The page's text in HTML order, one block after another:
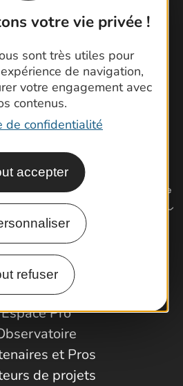
votre vie privée !
sont très utiles pour
de navigation,
votre engagement avec
contenus.
de confidentialité
accepter
refuser
Gard
venir ?
Espace Pro
et Pros
de projets